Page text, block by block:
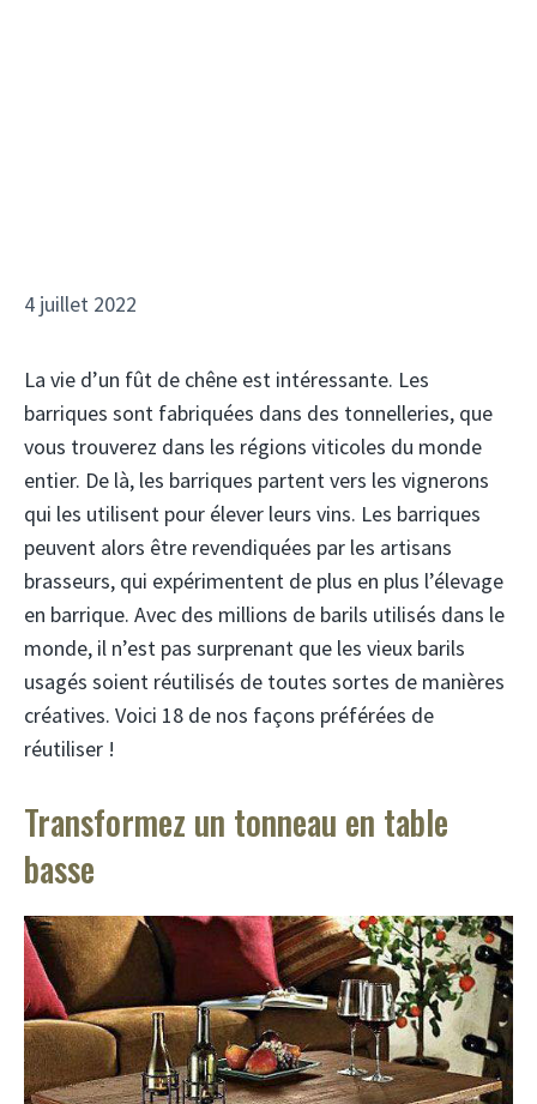
4 juillet 2022
La vie d’un fût de chêne est intéressante. Les
barriques sont fabriquées dans des tonnelleries, que
vous trouverez dans les régions viticoles du monde
entier. De là, les barriques partent vers les vignerons
qui les utilisent pour élever leurs vins. Les barriques
peuvent alors être revendiquées par les artisans
brasseurs, qui expérimentent de plus en plus l’élevage
en barrique. Avec des millions de barils utilisés dans le
monde, il n’est pas surprenant que les vieux barils
usagés soient réutilisés de toutes sortes de manières
créatives. Voici 18 de nos façons préférées de
réutiliser !
Transformez un tonneau en table
basse